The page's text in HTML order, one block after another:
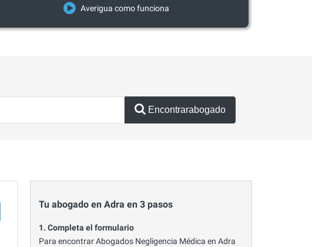
Averigua como funciona
Encontrarabogado
Tu abogado en Adra en 3 pasos
1. Completa el formulario
Para encontrar Abogados Negligencia Médica en Adra